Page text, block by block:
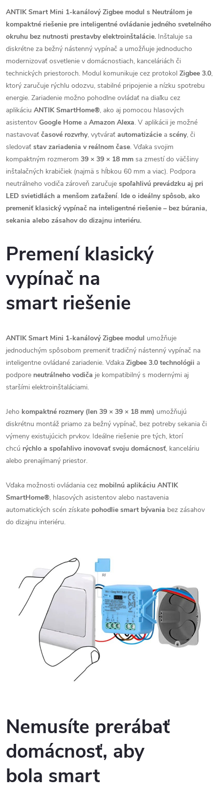
ANTIK Smart Mini 1-kanálový Zigbee modul s Neutrálom je
kompaktné riešenie pre inteligentné ovládanie jedného svetelného
okruhu bez nutnosti prestavby elektroinštalácie. Inštaluje sa
diskrétne za bežný nástenný vypínač a umožňuje jednoducho
modernizovať osvetlenie v domácnostiach, kanceláriách či
technických priestoroch. Modul komunikuje cez protokol Zigbee 3.0,
ktorý zaručuje rýchlu odozvu, stabilné pripojenie a nízku spotrebu
energie. Zariadenie možno pohodlne ovládať na diaľku cez
aplikáciu ANTIK SmartHome®, ako aj pomocou hlasových
asistentov Google Home a Amazon Alexa. V aplikácii je možné
nastavovať časové rozvrhy, vytvárať automatizácie a scény, či
sledovať stav zariadenia v reálnom čase. Vďaka svojim
kompaktným rozmerom 39 × 39 × 18 mm sa zmestí do väčšiny
inštalačných krabičiek (najmä s hĺbkou 60 mm a viac). Podpora
neutrálneho vodiča zároveň zaručuje spoľahlivú prevádzku aj pri
LED svietidlách a menšom zaťažení. Ide o ideálny spôsob, ako
premeniť klasický vypínač na inteligentné riešenie – bez búrania,
sekania alebo zásahov do dizajnu interiéru.
Premení klasický
vypínač na
smart riešenie
ANTIK Smart Mini 1-kanálový Zigbee modul umožňuje
jednoduchým spôsobom premeniť tradičný nástenný vypínač na
inteligentne ovládané zariadenie. Vďaka Zigbee 3.0 technológii a
podpore neutrálneho vodiča je kompatibilný s modernými aj
staršími elektroinštaláciami.
Jeho kompaktné rozmery (len 39 × 39 × 18 mm) umožňujú
diskrétnu montáž priamo za bežný vypínač, bez potreby sekania či
výmeny existujúcich prvkov. Ideálne riešenie pre tých, ktorí
chcú rýchlo a spoľahlivo inovovať svoju domácnosť, kanceláriu
alebo prenajímaný priestor.
Vďaka možnosti ovládania cez mobilnú aplikáciu ANTIK
SmartHome®, hlasových asistentov alebo nastavenia
automatických scén získate pohodlie smart bývania bez zásahov
do dizajnu interiéru.
Nemusíte prerábať
domácnosť, aby
bola smart